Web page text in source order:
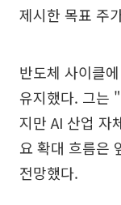
제시한 목표 주
반도체 사이클
유지했다. 그는
지만 AI 산업 자
요 확대 흐름은
전망했다.